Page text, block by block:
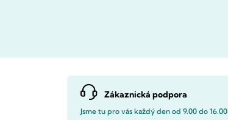
Zákaznická podpora
Jsme tu pro vás každý den od 9.00 do 16.00